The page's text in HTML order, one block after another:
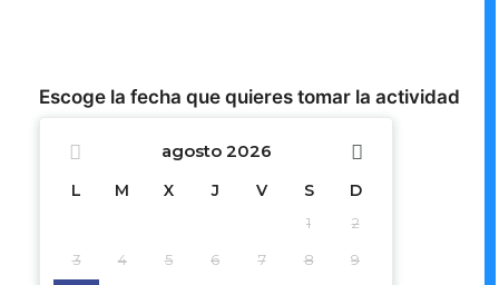
Escoge la fecha que quieres tomar la actividad
agosto 2026
L M X J V S D
1 2
3 4 5 6 7 8 9